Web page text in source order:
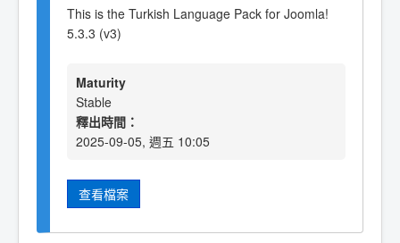
This is the Turkish Language Pack for Joomla!
5.3.3 (v3)
Maturity
Stable
釋出時間：
2025-09-05, 週五 10:05
查看檔案